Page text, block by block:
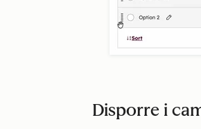
Disporre i